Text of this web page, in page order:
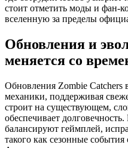
стоит отметить моды и фан-
вселенную за пределы
Обновления и
меняется со
Обновления Zombie Catchers
механики, поддерживая
строит на существующем,
обеспечивает
балансируют геймплей,
такого как сезонные